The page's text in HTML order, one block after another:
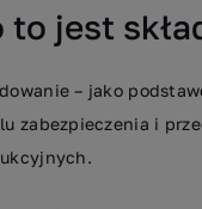
to jest
– jako
zabezpieczenia i